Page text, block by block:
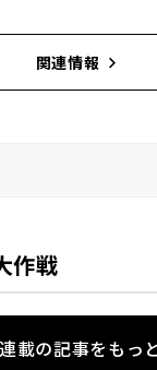
関連情報
作戦
載の記事をもっ